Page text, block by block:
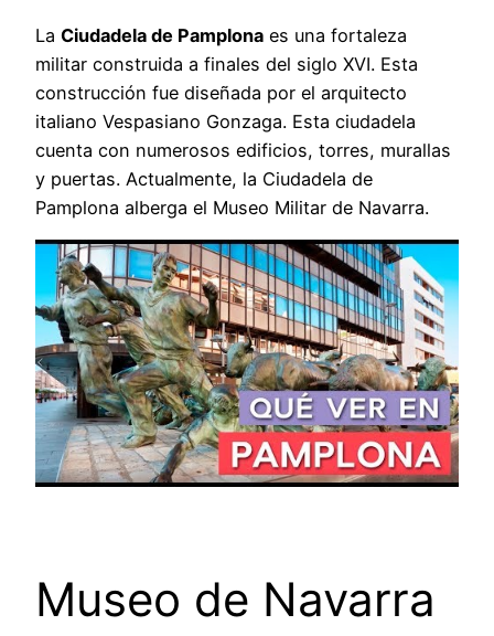
La Ciudadela de Pamplona es una fortaleza
militar construida a finales del siglo XVI. Esta
construcción fue diseñada por el arquitecto
italiano Vespasiano Gonzaga. Esta ciudadela
cuenta con numerosos edificios, torres, murallas
y puertas. Actualmente, la Ciudadela de
Pamplona alberga el Museo Militar de Navarra.
Museo de Navarra